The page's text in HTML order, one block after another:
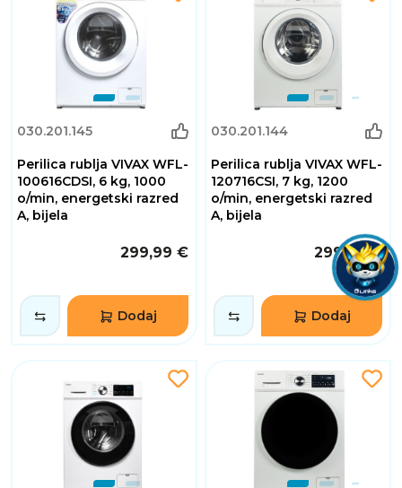
030.201.145
Perilica rublja VIVAX WFL-
100616CDSI, 6 kg, 1000
o/min, energetski razred
A, bijela
299,99 €
Dodaj
030.201.144
Perilica rublja VIVAX WFL-
120716CSI, 7 kg, 1200
o/min, energetski razred
A, bijela
299,99 €
Dodaj